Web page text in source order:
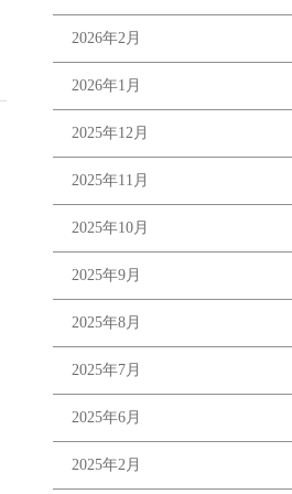
2026年2月
2026年1月
2025年12月
2025年11月
2025年10月
2025年9月
2025年8月
2025年7月
2025年6月
2025年2月